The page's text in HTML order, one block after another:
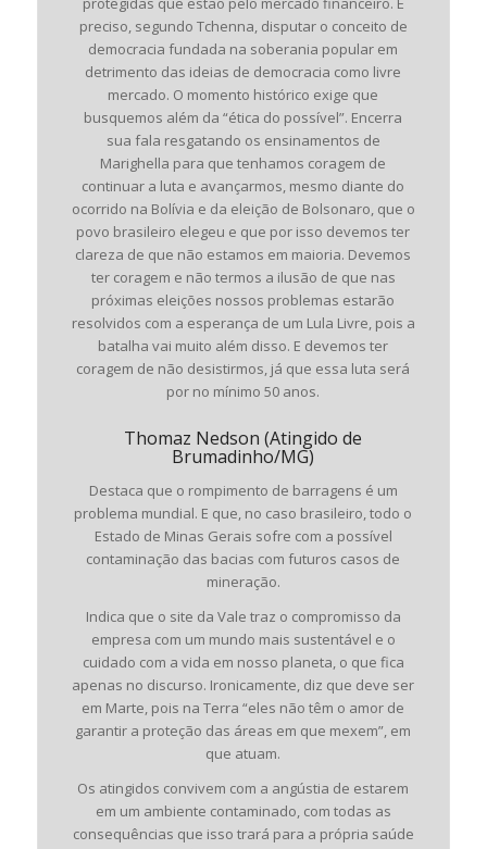
preciso, segundo Tchenna, disputar o conceito de
democracia fundada na soberania popular em
detrimento das ideias de democracia como livre
mercado. O momento histórico exige que
busquemos além da “ética do possível”. Encerra
sua fala resgatando os ensinamentos de
Marighella para que tenhamos coragem de
continuar a luta e avançarmos, mesmo diante do
ocorrido na Bolívia e da eleição de Bolsonaro, que o
povo brasileiro elegeu e que por isso devemos ter
clareza de que não estamos em maioria. Devemos
ter coragem e não termos a ilusão de que nas
próximas eleições nossos problemas estarão
resolvidos com a esperança de um Lula Livre, pois a
batalha vai muito além disso. E devemos ter
coragem de não desistirmos, já que essa luta será
por no mínimo 50 anos.
Thomaz Nedson (Atingido de
Brumadinho/MG)
Destaca que o rompimento de barragens é um
problema mundial. E que, no caso brasileiro, todo o
Estado de Minas Gerais sofre com a possível
contaminação das bacias com futuros casos de
mineração.
Indica que o site da Vale traz o compromisso da
empresa com um mundo mais sustentável e o
cuidado com a vida em nosso planeta, o que fica
apenas no discurso. Ironicamente, diz que deve ser
em Marte, pois na Terra “eles não têm o amor de
garantir a proteção das áreas em que mexem”, em
que atuam.
Os atingidos convivem com a angústia de estarem
em um ambiente contaminado, com todas as
consequências que isso trará para a própria saúde